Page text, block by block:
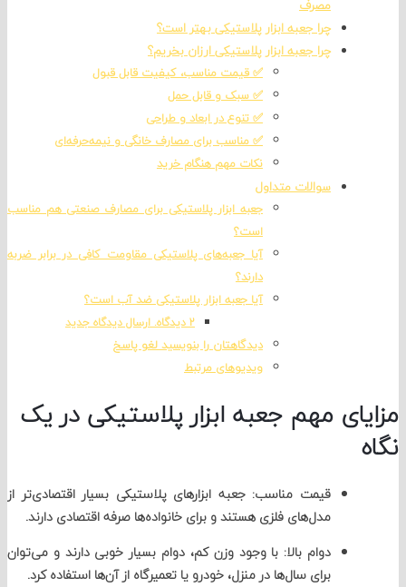
چرا جعبه ابزار پلاستیکی بهتر است؟
چرا جعبه ابزار پلاستیکی ارزان بخریم؟
✅ قیمت مناسب، کیفیت قابل قبول
✅ سبک و قابل حمل
✅ تنوع در ابعاد و طراحی
✅ مناسب برای مصارف خانگی و نیمه‌حرفه‌ای
نکات مهم هنگام خرید
سوالات متداول
جعبه ابزار پلاستیکی برای مصارف صنعتی هم مناسب
آیا جعبه‌های پلاستیکی مقاومت کافی در برابر ضربه
آیا جعبه ابزار پلاستیکی ضد آب است؟
دیدگاهتان را بنویسید لغو پاسخ
ویدیوهای مرتبط
مهم جعبه ابزار پلاستیکی در یک
قیمت مناسب:جعبه ابزارهای پلاستیکی بسیار اقتصادی‌تر از
مدل‌های فلزی هستند و برای خانواده‌ها صرفه اقتصادی دارند.
دوام بالا:با وجود وزن کم، دوام بسیار خوبی دارند و می‌توان
برای سال‌ها در منزل، خودرو یا تعمیرگاه از آن‌ها استفاده کرد.